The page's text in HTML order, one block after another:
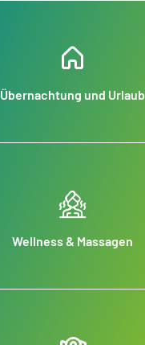
Übernachtung und Urlaub
Wellness & Massagen